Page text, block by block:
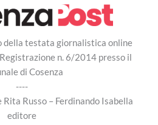
della testata giornalistica online
n. 6/2014 presso il
di Cosenza
----
Russo – Ferdinando Isabella
editore